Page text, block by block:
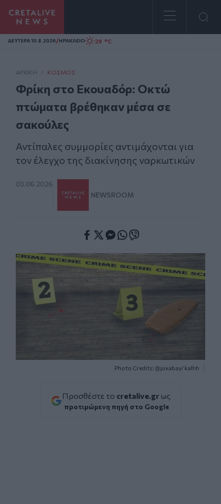
Homepage
ΔΕΥΤΕΡΑ 10.8.2026/ΗΡΑΚΛΕΙΟ 29 °C
ΑΡΧΙΚΗ / ΚΌΣΜΟΣ
Φρίκη στο Εκουαδόρ: Οκτώ
πτώματα βρέθηκαν μέσα σε
σακούλες
Αντίπαλες συμμορίες αντιμάχονται για
τον έλεγχο της διακίνησης ναρκωτικών
03.06.2026
NEWSROOM
Photo Credits: @pixabay/ kalhh
Προσθέστε το cretalive.gr ως
προτιμώμενη πηγή στο Google